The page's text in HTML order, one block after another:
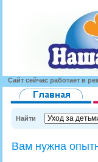
Сайт сейчас работает в
Найти
Вам нужна